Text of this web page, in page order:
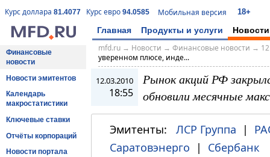
Курс доллара 81.4077 Курс евро 94.0585 Мобильная версия 18+
Главная Продукты и услуги Новости
Финансовые
новости
Новости эмитентов
Календарь
макростатистики
Ключевые ставки
Отчёты корпораций
Новости портала
mfd.ru→ Новости → Финансовые новости →
уверенном плюсе, инде...
12.03.2010
18:55
Рынок акций РФ
обновили месячные
Эмитенты: ЛСР Группа |
Саратовэнерго | Сбербанк